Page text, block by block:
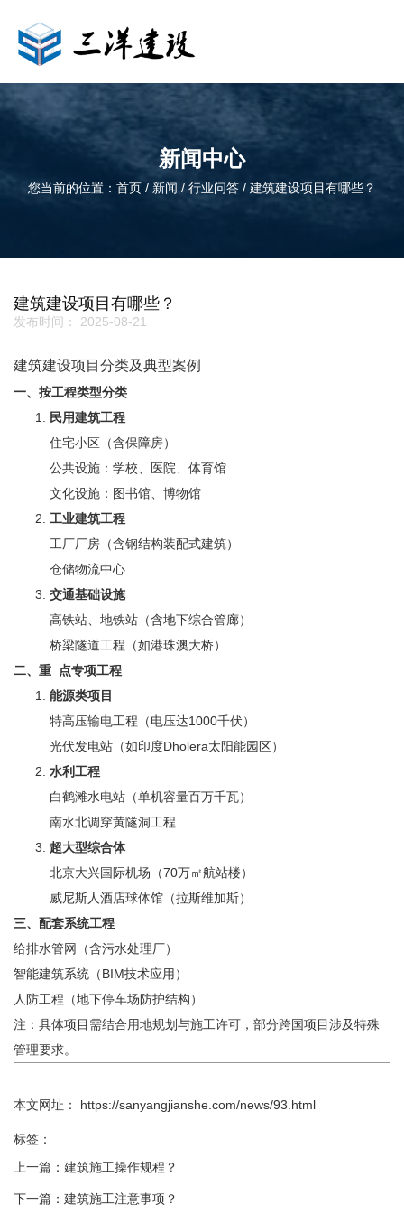
新闻中心
您当前的位置：首页 / 新闻 / 行业问答 / 建筑建设项目有哪些？
建筑建设项目有哪些？
发布时间： 2025-08-21
建筑建设项目分类及典型案例
一、按工程类型分类
民用建筑工程
住宅小区（含保障房）
公共设施：学校、医院、体育馆‌
文化设施：图书馆、博物馆
工业建筑工程
工厂厂房（含钢结构装配式建筑）‌
仓储物流中心
交通基础设施
高铁站、地铁站（含地下综合管廊）‌
桥梁隧道工程（如港珠澳大桥）‌
二、重 点专项工程
能源类项目
特高压输电工程（电压达1000千伏）‌
光伏发电站（如印度Dholera太阳能园区）‌
水利工程
白鹤滩水电站（单机容量百万千瓦）‌
南水北调穿黄隧洞工程‌
超大型综合体
北京大兴国际机场（70万㎡航站楼）‌
威尼斯人酒店球体馆（拉斯维加斯）‌
三、配套系统工程
给排水管网（含污水处理厂）‌
智能建筑系统（BIM技术应用）‌
人防工程（地下停车场防护结构）‌
注：具体项目需结合用地规划与施工许可，部分跨国项目涉及特殊
管理要求‌。
本文网址： https://sanyangjianshe.com/news/93.html
标签：
上一篇： 建筑施工操作规程？
下一篇： 建筑施工注意事项？